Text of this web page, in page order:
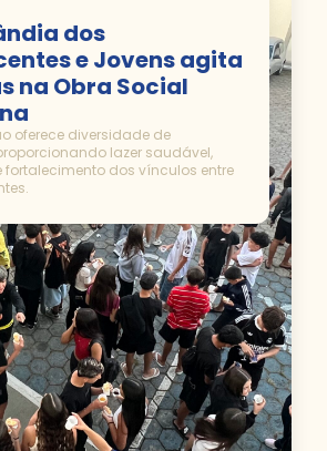
dos
e Jovens agita
na Obra Social
oferece diversidade de
lazer saudável,
fortalecimento dos vínculos entre